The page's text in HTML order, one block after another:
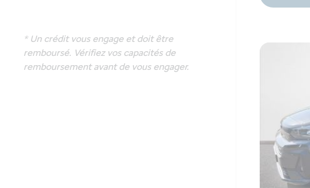
* Un crédit vous engage et doit être
remboursé. Vérifiez vos capacités de
remboursement avant de vous engager.